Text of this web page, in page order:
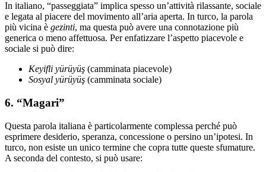
In italiano, “passeggiata” implica spesso un’attività rilassante, sociale
e legata al piacere del movimento all’aria aperta. In turco, la parola
più vicina è gezinti, ma questa può avere una connotazione più
generica o meno affettuosa. Per enfatizzare l’aspetto piacevole e
sociale si può dire:
Keyifli yürüyüş (camminata piacevole)
Sosyal yürüyüş (camminata sociale)
6. “Magari”
Questa parola italiana è particolarmente complessa perché può
esprimere desiderio, speranza, concessione o persino un’ipotesi. In
turco, non esiste un unico termine che copra tutte queste sfumature.
A seconda del contesto, si può usare: